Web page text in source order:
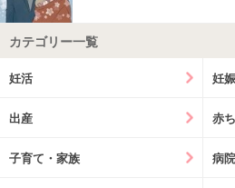
カテゴリー一覧
妊活 妊娠
出産 赤
子育て・家族 病院